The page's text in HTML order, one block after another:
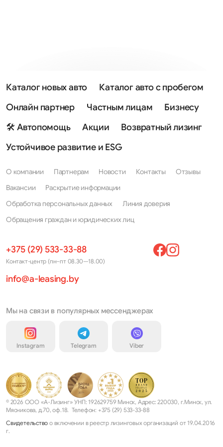
Каталог новых авто
Каталог авто с пробегом
Онлайн партнер
Частным лицам
Бизнесу
🛠 Автопомощь
Акции
Возвратный лизинг
Устойчивое развитие и ESG
О компании Партнерам Новости Контакты
Отзывы
Вакансии
Раскрытие информации
Обработка персональных данных
Линия доверия
Обращения граждан и юридических лиц
+375 (29) 533-33-88
Контакт-центр (пн–пт 08.30—18.00)
info@a-leasing.by
Мы на связи в популярных мессенджерах
Instagram Telegram Viber
© 2026 ООО «А-Лизинг» УНП: 192629759 Минск, Адрес: 220030, г.Минск, ул.
Мясникова, д.70, оф.18. Телефон: +375 (29) 533-33-88
Свидетельство о включении в реестр лизинговых организаций от 19.04.2016
г.